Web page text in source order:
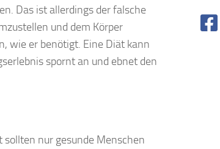
Das ist allerdings der falsche
und dem Körper
wie er benötigt. Eine Diät kann
spornt an und ebnet den
nur gesunde Menschen